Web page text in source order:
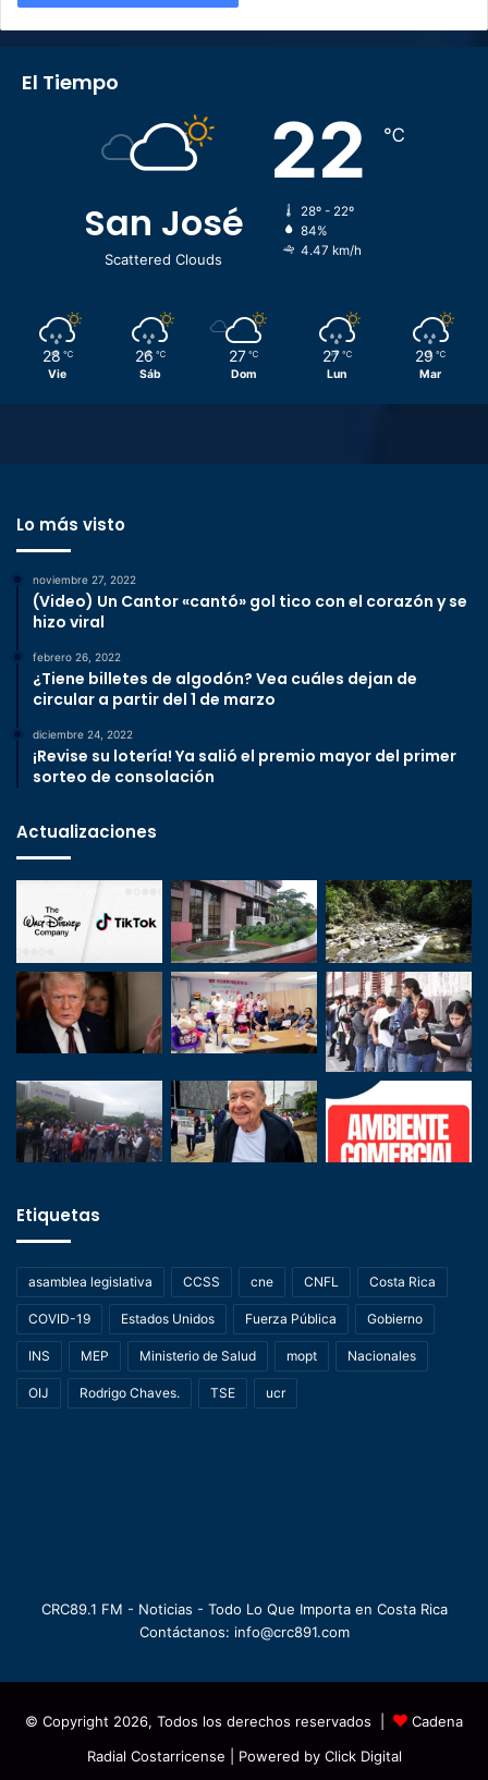
El Tiempo
San José
Scattered Clouds
22 ℃
28º - 22º
84%
4.47 km/h
28 ℃
Vie
26 ℃
Sáb
27 ℃
Dom
27 ℃
Lun
29 ℃
Mar
Lo más visto
noviembre 27, 2022
(Video) Un Cantor «cantó» gol tico con el corazón y se
hizo viral
febrero 26, 2022
¿Tiene billetes de algodón? Vea cuáles dejan de
circular a partir del 1 de marzo
diciembre 24, 2022
¡Revise su lotería! Ya salió el premio mayor del primer
sorteo de consolación
Actualizaciones
Etiquetas
asamblea legislativa CCSS cne CNFL Costa Rica
COVID-19 Estados Unidos Fuerza Pública Gobierno
INS MEP Ministerio de Salud mopt Nacionales
OIJ Rodrigo Chaves. TSE ucr
CRC89.1 FM - Noticias - Todo Lo Que Importa en Costa Rica
Contáctanos: info@crc891.com
© Copyright 2026, Todos los derechos reservados |
Cadena
Radial Costarricense | Powered by Click Digital